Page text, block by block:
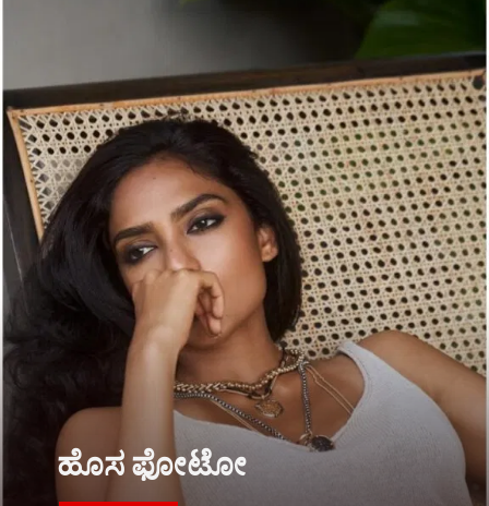
ಹೊಸ ಫೋಟೋ